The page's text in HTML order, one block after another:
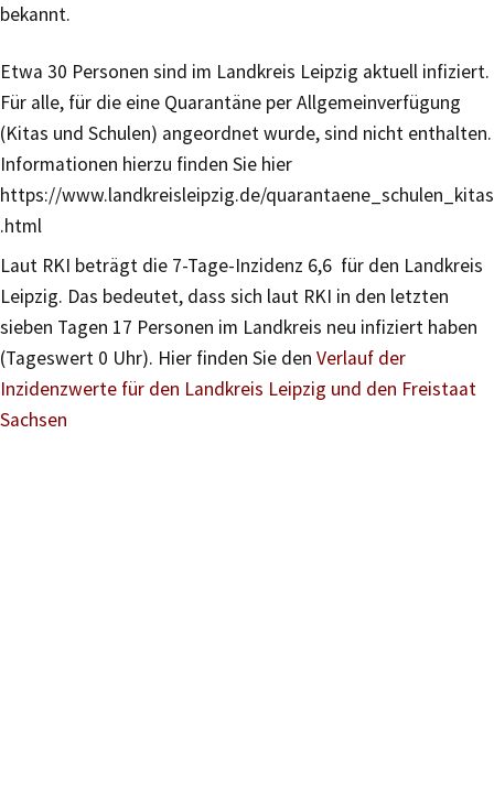
bekannt.
Etwa 30 Personen sind im Landkreis Leipzig aktuell infiziert.
Für alle, für die eine Quarantäne per Allgemeinverfügung
(Kitas und Schulen) angeordnet wurde, sind nicht enthalten.
Informationen hierzu finden Sie hier
https://www.landkreisleipzig.de/quarantaene_schulen_kitas
.html
Laut RKI beträgt die 7-Tage-Inzidenz 6,6 für den Landkreis
Leipzig. Das bedeutet, dass sich laut RKI in den letzten
sieben Tagen 17 Personen im Landkreis neu infiziert haben
(Tageswert 0 Uhr). Hier finden Sie den Verlauf der
Inzidenzwerte für den Landkreis Leipzig und den Freistaat
Sachsen